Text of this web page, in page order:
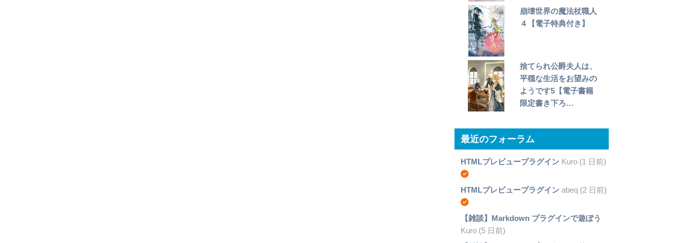
崩壊世界の魔法杖職人
４【電子特典付き】
捨てられ公爵夫人は、
平穏な生活をお望みの
ようです5【電子書籍
限定書き下ろ…
最近のフォーラム
HTMLプレビュープラグインKuro (1 日前)
HTMLプレビュープラグインabeq (2 日前)
【雑談】Markdown プラグインで遊ぼう
Kuro (5 日前)